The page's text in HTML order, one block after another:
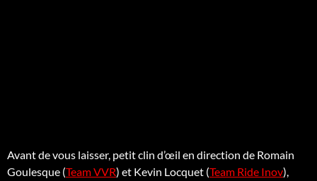
Avant de vous laisser, petit clin d’œil en direction de Romain
Goulesque (Team VVR) et Kevin Locquet (Team Ride Inov),